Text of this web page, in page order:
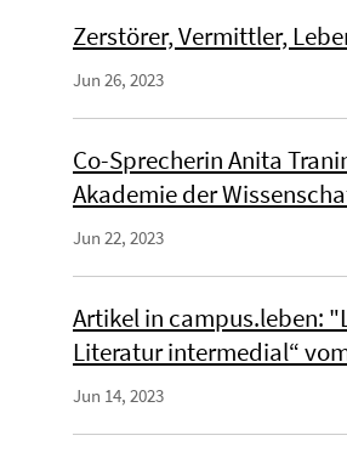
Zerstörer, Vermittler,
Jun 26, 2023
Co-Sprecherin Anita
Akademie der
Jun 22, 2023
Artikel in campus.leben:
Literatur intermedial“
Jun 14, 2023